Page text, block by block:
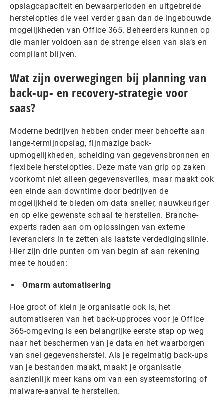
opslagcapaciteit en bewaarperioden en uitgebreide
herstelopties die veel verder gaan dan de ingebouwde
mogelijkheden van Office 365. Beheerders kunnen op
die manier voldoen aan de strenge eisen van sla’s en
compliant blijven.
Wat zijn overwegingen bij planning van
back-up- en recovery-strategie voor
saas?
Moderne bedrijven hebben onder meer behoefte aan
lange-termijnopslag, fijnmazige back-
upmogelijkheden, scheiding van gegevensbronnen en
flexibele herstelopties. Deze mate van grip op zaken
voorkomt niet alleen gegevensverlies, maar maakt ook
een einde aan downtime door bedrijven de
mogelijkheid te bieden om data sneller, nauwkeuriger
en op elke gewenste schaal te herstellen. Branche-
experts raden aan om oplossingen van externe
leveranciers in te zetten als laatste verdedigingslinie.
Hier zijn drie punten om van begin af aan rekening
mee te houden:
Omarm automatisering
Hoe groot of klein je organisatie ook is, het
automatiseren van het back-upproces voor je Office
365-omgeving is een belangrijke eerste stap op weg
naar het beschermen van je data en het waarborgen
van snel gegevensherstel. Als je regelmatig back-ups
van je bestanden maakt, maakt je organisatie
aanzienlijk meer kans om van een systeemstoring of
malware-aanval te herstellen.